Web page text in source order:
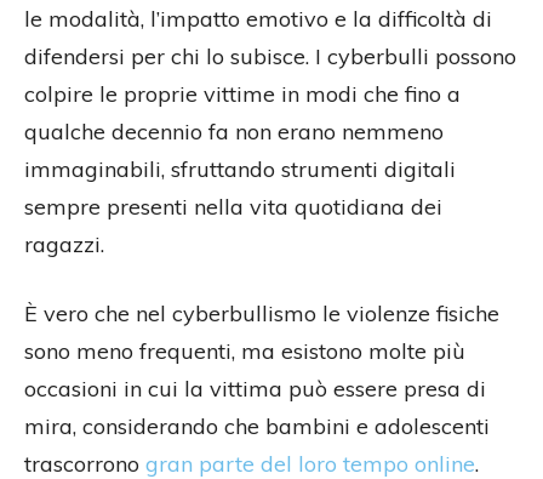
le modalità, l’impatto emotivo e la difficoltà di
difendersi per chi lo subisce. I cyberbulli possono
colpire le proprie vittime in modi che fino a
qualche decennio fa non erano nemmeno
immaginabili, sfruttando strumenti digitali
sempre presenti nella vita quotidiana dei
ragazzi.
È vero che nel cyberbullismo le violenze fisiche
sono meno frequenti, ma esistono molte più
occasioni in cui la vittima può essere presa di
mira, considerando che bambini e adolescenti
trascorrono gran parte del loro tempo online.